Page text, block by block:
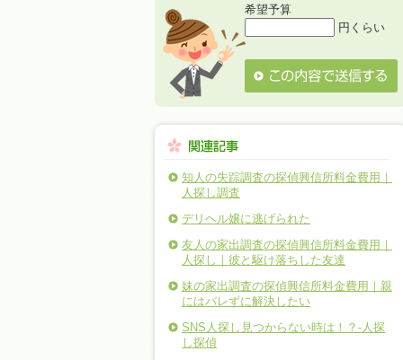
希望予算
円くらい
知人の失踪調査の探偵興信所料金費用｜
人探し調査
デリヘル嬢に逃げられた
友人の家出調査の探偵興信所料金費用｜
人探し｜彼と駆け落ちした友達
妹の家出調査の探偵興信所料金費用｜親
にはバレずに解決したい
SNS人探し見つからない時は！？-人探
し探偵